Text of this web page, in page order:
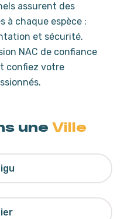
assurent des
à chaque espèce :
et sécurité.
NAC de confiance
confiez votre
une Ville